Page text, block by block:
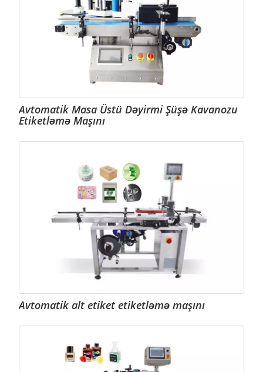
Avtomatik Masa Üstü Dəyirmi Şüşə Kavanozu
Etiketləmə Maşını
Avtomatik alt etiket etiketləmə maşını